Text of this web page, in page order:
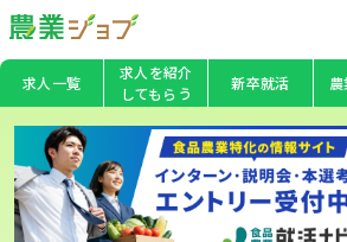
求人一覧
求人を紹介
してもらう
新卒就活